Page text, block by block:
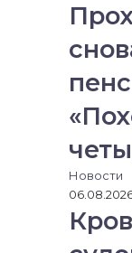
Новости